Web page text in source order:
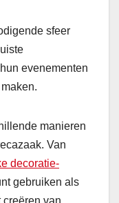
sfeer
evenementen
manieren
Van
decoratie-
gebruiken als
van